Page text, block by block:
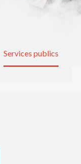
Services publics